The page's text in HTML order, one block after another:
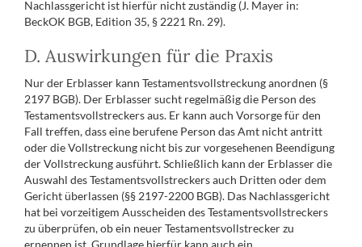
Nachlassgericht ist hierfür nicht zuständig (J. Mayer in:
BeckOK BGB, Edition 35, § 2221 Rn. 29).
D. Auswirkungen für die Praxis
Nur der Erblasser kann Testamentsvollstreckung anordnen (§
2197 BGB). Der Erblasser sucht regelmäßig die Person des
Testamentsvollstreckers aus. Er kann auch Vorsorge für den
Fall treffen, dass eine berufene Person das Amt nicht antritt
oder die Vollstreckung nicht bis zur vorgesehenen Beendigung
der Vollstreckung ausführt. Schließlich kann der Erblasser die
Auswahl des Testamentsvollstreckers auch Dritten oder dem
Gericht überlassen (§§ 2197-2200 BGB). Das Nachlassgericht
hat bei vorzeitigem Ausscheiden des Testamentsvollstreckers
zu überprüfen, ob ein neuer Testamentsvollstrecker zu
ernennen ist. Grundlage hierfür kann auch ein